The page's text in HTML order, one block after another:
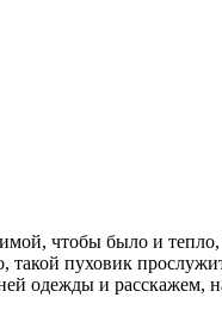
чтобы было и
такой пуховик
одежды и расскажем,